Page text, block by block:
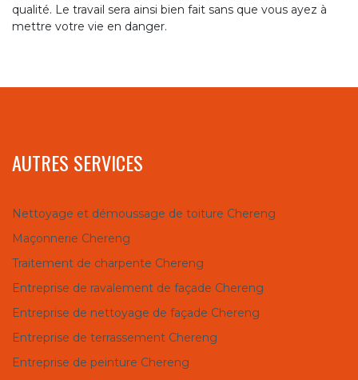
qualité. Le travail sera ainsi bien fait sans que vous ayez à
mettre votre vie en danger.
AUTRES SERVICES
Nettoyage et démoussage de toiture Chereng
Maçonnerie Chereng
Traitement de charpente Chereng
Entreprise de ravalement de façade Chereng
Entreprise de nettoyage de façade Chereng
Entreprise de terrassement Chereng
Entreprise de peinture Chereng